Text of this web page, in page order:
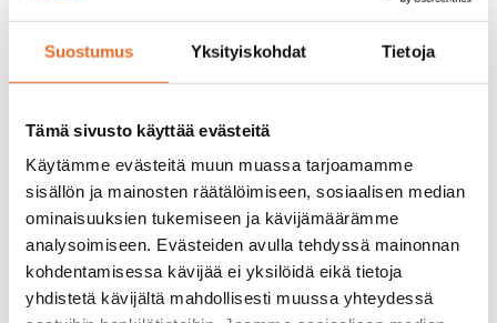
Suostumus Yksityiskohdat Tietoja
Tämä sivusto käyttää evästeitä
Käytämme evästeitä muun muassa tarjoamamme
sisällön ja mainosten räätälöimiseen, sosiaalisen median
ominaisuuksien tukemiseen ja kävijämäärämme
analysoimiseen. Evästeiden avulla tehdyssä mainonnan
kohdentamisessa kävijää ei yksilöidä eikä tietoja
yhdistetä kävijältä mahdollisesti muussa yhteydessä
1/27
Kierretie 2
Vantaa, Vapaala
Vapautumassa 1.9.
1/8
Kierretie 4
Vantaa, Vapaala